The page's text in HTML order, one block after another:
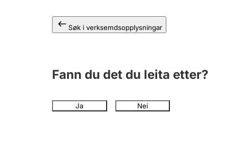
Søk i verksemdsopplysningar
Fann du det du leita etter?
Ja Nei